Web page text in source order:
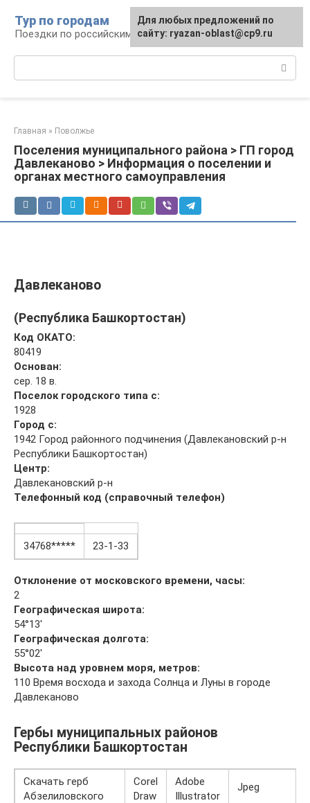
контенту
Тур по городам
Поездки по российским городам
Главная » Поволжье
Поселения муниципального района > ГП город
Давлеканово > Информация о поселении и
органах местного самоуправления
Давлеканово
(Республика Башкортостан)
Код ОКАТО:
80419
Основан:
сер. 18 в.
Поселок городского типа с:
1928
Город с:
1942 Город районного подчинения (Давлекановский р-н
Республики Башкортостан)
Центр:
Давлекановский р-н
Телефонный код (справочный телефон)
34768***** 23-1-33
Отклонение от московского времени, часы:
2
Географическая широта:
54°13′
Географическая долгота:
55°02′
Высота над уровнем моря, метров:
110 Время восхода и захода Солнца и Луны в городе
Давлеканово
Гербы муниципальных районов
Республики Башкортостан
Скачать герб
Абзелиловского
Corel
Draw
Adobe
Illustrator
Jpeg
Для любых предложений по
сайту: ryazan-oblast@cp9.ru